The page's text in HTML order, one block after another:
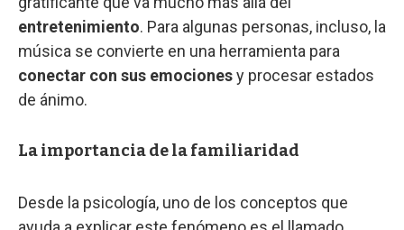
entretenimiento. Para algunas personas, incluso, la
música se convierte en una herramienta para
conectar con sus emocionesy procesar estados
de ánimo.
La importancia de la familiaridad
Desde la psicología, uno de los conceptos que